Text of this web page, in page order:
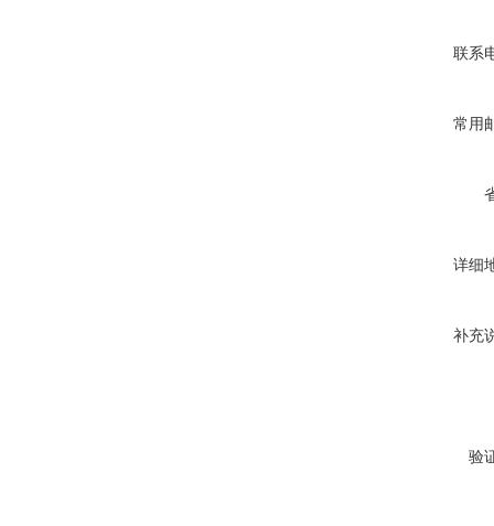
联系
常用
详细
补充
验